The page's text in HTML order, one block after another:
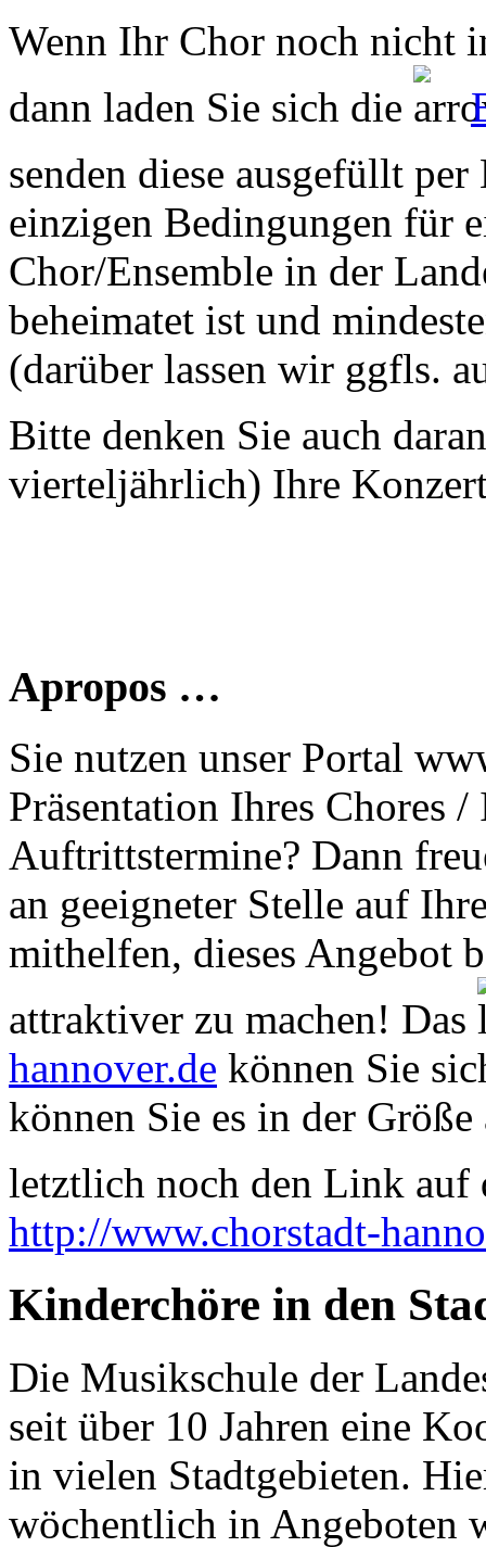
Wenn Ihr Chor noch nicht
dann laden Sie sich die
senden diese ausgefüllt
einzigen Bedingungen für
Chor/Ensemble in der
beheimatet ist und
(darüber lassen wir ggfls.
Bitte denken Sie auch
vierteljährlich) Ihre
Apropos …
Sie nutzen unser Portal
Präsentation Ihres Chores
Auftrittstermine? Dann
an geeigneter Stelle auf
mithelfen, dieses Angebot
attraktiver zu machen! Das
hannover.de können Sie
können Sie es in der
letztlich noch den Link auf
http://www.chorstadt-
Kinderchöre in den
Die Musikschule der
seit über 10 Jahren eine
in vielen Stadtgebieten.
wöchentlich in Angeboten